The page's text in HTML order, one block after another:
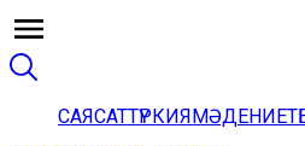
САЯСАТТҮРКИЯМӘДЕНИЕТ